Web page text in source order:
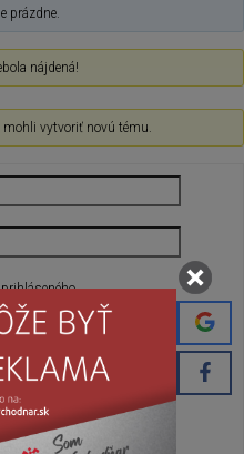
prázdne.
nájdená!
vytvoriť novú tému.